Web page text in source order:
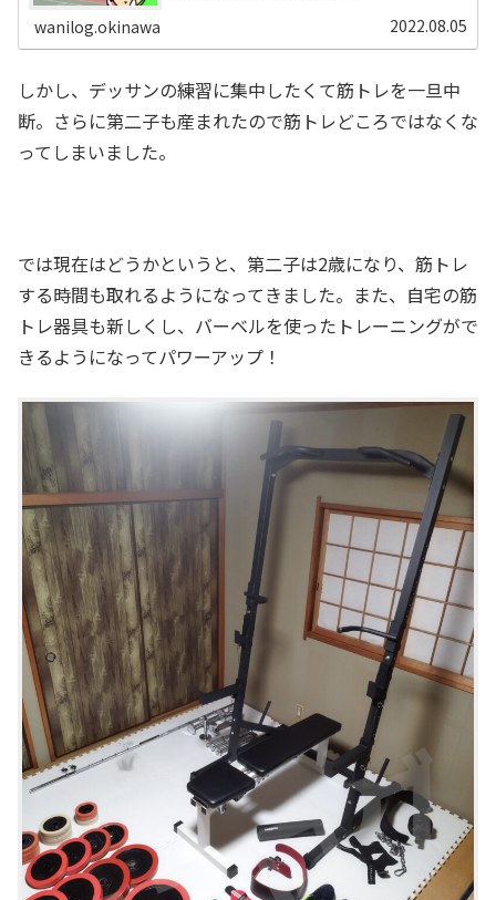
wanilog.okinawa 2022.08.05
しかし、デッサンの練習に集中したくて筋トレを一旦中
断。さらに第二子も産まれたので筋トレどころではなくな
ってしまいました。
では現在はどうかというと、第二子は2歳になり、筋トレ
する時間も取れるようになってきました。また、自宅の筋
トレ器具も新しくし、バーベルを使ったトレーニングがで
きるようになってパワーアップ！